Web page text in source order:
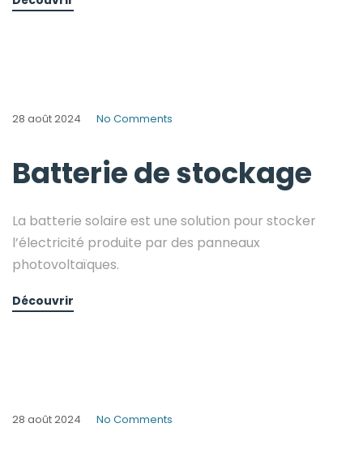
28 août 2024 No Comments
Batterie de stockage
La batterie solaire est une solution pour stocker
l’électricité produite par des panneaux
photovoltaïques.
Découvrir
28 août 2024 No Comments